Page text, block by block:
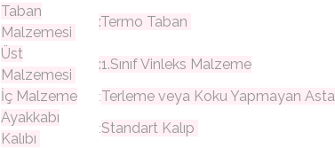
Taban
Malzemesi
:Termo Taban
Üst
Malzemesi
:1.Sınıf Vinleks Malzeme
İç Malzeme
:Terleme veya Koku Yapmayan
Ayakkabı
Kalıbı
:Standart Kalıp